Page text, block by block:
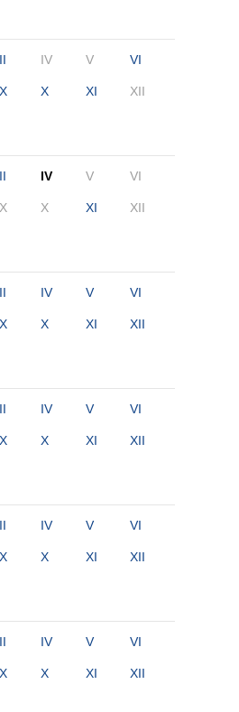
IV V VI
X XI XII
IV V VI
X XI XII
IV V VI
X XI XII
IV V VI
X XI XII
IV V VI
X XI XII
IV V VI
X XI XII